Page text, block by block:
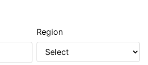
Region